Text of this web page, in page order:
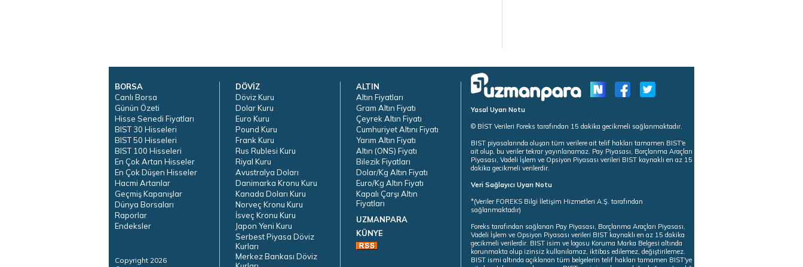
BORSA
Canlı Borsa
Günün Özeti
Hisse Senedi Fiyatları
BIST 30 Hisseleri
BIST 50 Hisseleri
BIST 100 Hisseleri
En Çok Artan Hisseler
En Çok Düşen Hisseler
Hacmi Artanlar
Geçmiş Kapanışlar
Dünya Borsaları
Raporlar
Endeksler
Copyright 2026
DÖVİZ
Döviz Kuru
Dolar Kuru
Euro Kuru
Pound Kuru
Frank Kuru
Rus Rublesi Kuru
Riyal Kuru
Avustralya Doları
Danimarka Kronu Kuru
Kanada Doları Kuru
Norveç Kronu Kuru
İsveç Kronu Kuru
Japon Yeni Kuru
Serbest Piyasa Döviz
Kurları
Merkez Bankası Döviz
ALTIN
Altın Fiyatları
Gram Altın Fiyatı
Çeyrek Altın Fiyatı
Cumhuriyet Altını Fiyatı
Yarım Altın Fiyatı
Altın (ONS) Fiyatı
Bilezik Fiyatları
Dolar/Kg Altın Fiyatı
Euro/Kg Altın Fiyatı
Kapalı Çarşı Altın
Fiyatları
UZMANPARA
KÜNYE
Yasal Uyarı Notu
© BİST Verileri Foreks tarafından 15 dakika gecikmeli sağlanmaktadır.
BIST piyasalarında oluşan tüm verilere ait telif hakları tamamen BIST'e
ait olup, bu veriler tekrar yayınlanamaz. Pay Piyasası, Borçlanma Araçları
Piyasası, Vadeli İşlem ve Opsiyon Piyasası verileri BIST kaynaklı en az 15
dakika gecikmeli verilerdir.
Veri Sağlayıcı Uyarı Notu
*(Veriler FOREKS Bilgi İletişim Hizmetleri A.Ş. tarafından
sağlanmaktadır)
Foreks tarafından sağlanan Pay Piyasası, Borçlanma Araçları Piyasası,
Vadeli İşlem ve Opsiyon Piyasası verileri BIST kaynaklı en az 15 dakika
gecikmeli verilerdir. BIST isim ve logosu Koruma Marka Belgesi altında
korunmakta olup izinsiz kullanılamaz, iktibas edilemez, değiştirilemez.
BIST ismi altında açıklanan tüm belgelerin telif hakları tamamen BIST'ye